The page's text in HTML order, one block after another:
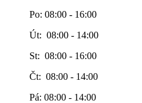
Po: 08:00 - 16:00
Út: 08:00 - 14:00
St: 08:00 - 16:00
Čt: 08:00 - 14:00
Pá: 08:00 - 14:00